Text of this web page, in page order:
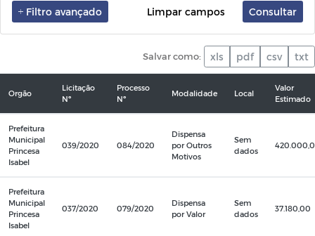
Filtro avançado Consultar
Limpar campos
Salvar como: xls pdf csv txt
Orgão
Licitação
Nº
Processo
Nº
Modalidade Local
Valor
Estimado
Prefeitura
Municipal
Princesa
Isabel
039/2020 084/2020
Dispensa
por Outros
Motivos
Sem
dados
Prefeitura
Municipal
Princesa
Isabel
037/2020 079/2020
Dispensa
por Valor
Sem
dados
37.180,00